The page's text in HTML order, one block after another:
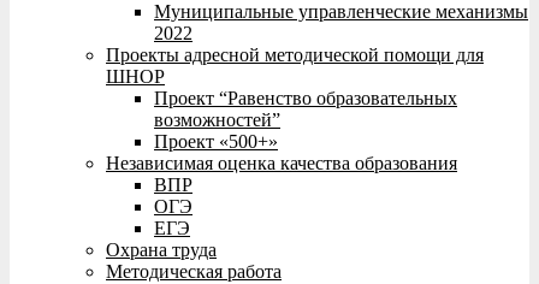
Муниципальные управленческие механизмы
2022
Проекты адресной методической помощи для
ШНОР
Проект “Равенство образовательных
возможностей”
Проект «500+»
Независимая оценка качества образования
ВПР
ОГЭ
ЕГЭ
Охрана труда
Методическая работа